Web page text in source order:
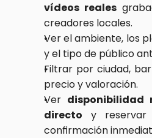
vídeos reales
creadores locales.
Ver el ambiente, los
y el tipo de público
Filtrar por ciudad,
precio y valoración.
Ver disponibilidad
directo y
confirmación